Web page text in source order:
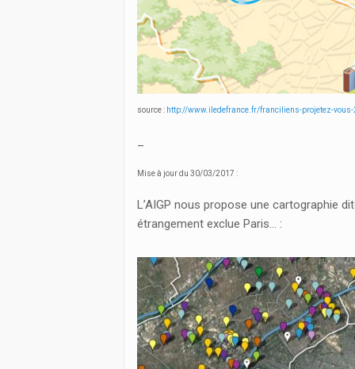
source : http://www.iledefrance.fr/franciliens-projetez-
Mise à jour du 30/03/2017 :
L’AIGP nous propose une cartographie
étrangement exclue Paris… :